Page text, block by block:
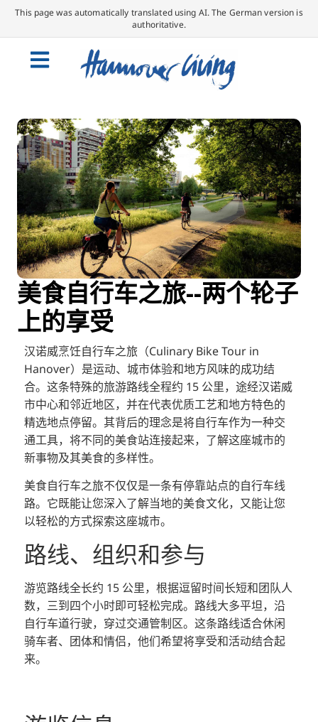
This page was automatically translated using AI. The German version is
authoritative.
美食自行车之旅--两个轮子
上的享受
汉诺威烹饪自行车之旅（Culinary Bike Tour in
Hanover）是运动、城市体验和地方风味的成功结
合。这条特殊的旅游路线全程约 15 公里，途经汉诺威
市中心和邻近地区，并在代表优质工艺和地方特色的
精选地点停留。其背后的理念是将自行车作为一种交
通工具，将不同的美食站连接起来，了解这座城市的
新事物及其美食的多样性。
美食自行车之旅不仅仅是一条有停靠站点的自行车线
路。它既能让您深入了解当地的美食文化，又能让您
以轻松的方式探索这座城市。
路线、组织和参与
游览路线全长约 15 公里，根据逗留时间长短和团队人
数，三到四个小时即可轻松完成。路线大多平坦，沿
自行车道行驶，穿过交通管制区。这条路线适合休闲
骑车者、团体和情侣，他们希望将享受和活动结合起
来。